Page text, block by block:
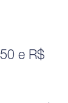
e R$